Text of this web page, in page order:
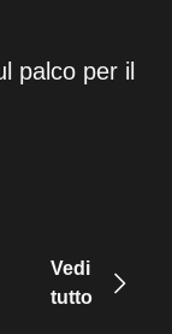
palco per il
Vedi
tutto